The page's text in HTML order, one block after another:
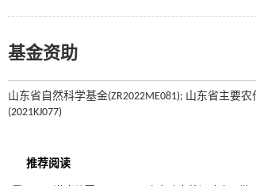
基金资助
山东省自然科学基金(ZR2022ME081); 山东省主要
(2021KJ077)